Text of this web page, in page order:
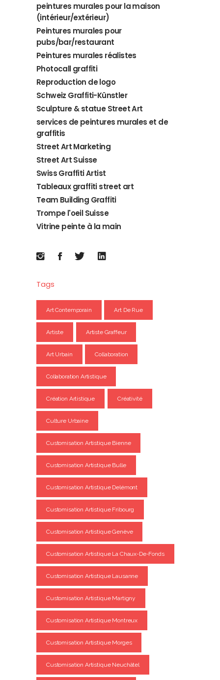
peintures murales pour la maison
(intérieur/extérieur)
Peintures murales pour
pubs/bar/restaurant
Peintures murales réalistes
Photocall graffiti
Reproduction de logo
Schweiz Graffiti-Künstler
Sculpture & statue Street Art
services de peintures murales et de
graffitis
Street Art Marketing
Street Art Suisse
Swiss Graffiti Artist
Tableaux graffiti street art
Team Building Graffiti
Trompe l'oeil Suisse
Vitrine peinte à la main
Tags
Art Contemporain Art De Rue
Artiste Artiste Graffeur
Art Urbain Collaboration
Collaboration Artistique
Création Artistique Créativité
Culture Urbaine
Customisation Artistique Bienne
Customisation Artistique Bulle
Customisation Artistique Delémont
Customisation Artistique Fribourg
Customisation Artistique Genève
Customisation Artistique La Chaux-De-Fonds
Customisation Artistique Lausanne
Customisation Artistique Martigny
Customisation Artistique Montreux
Customisation Artistique Morges
Customisation Artistique Neuchâtel